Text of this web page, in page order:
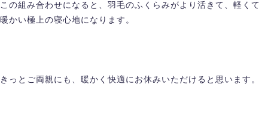
この組み合わせになると、羽毛のふくらみがより活きて、軽くて
暖かい極上の寝心地になります。
きっとご両親にも、暖かく快適にお休みいただけると思います。